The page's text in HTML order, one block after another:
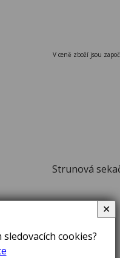
V ceně zboží jsou
Strunová
cookies?
✕